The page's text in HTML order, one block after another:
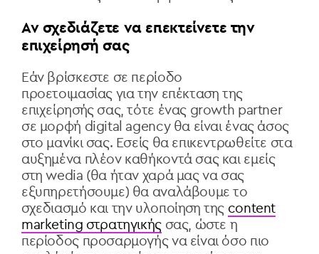
Αν σχεδιάζετε να επεκτείνετε την
επιχείρησή σας
Εάν βρίσκεστε σε περίοδο
προετοιμασίας για την επέκταση της
επιχείρησής σας, τότε ένας growth partner
σε μορφή digital agency θα είναι ένας άσος
στο μανίκι σας. Εσείς θα επικεντρωθείτε στα
αυξημένα πλέον καθήκοντά σας και εμείς
στη wedia (θα ήταν χαρά μας να σας
εξυπηρετήσουμε) θα αναλάβουμε το
σχεδιασμό και την υλοποίηση της content
marketing στρατηγικήςσας, ώστε η
περίοδος προσαρμογής να είναι όσο πιο